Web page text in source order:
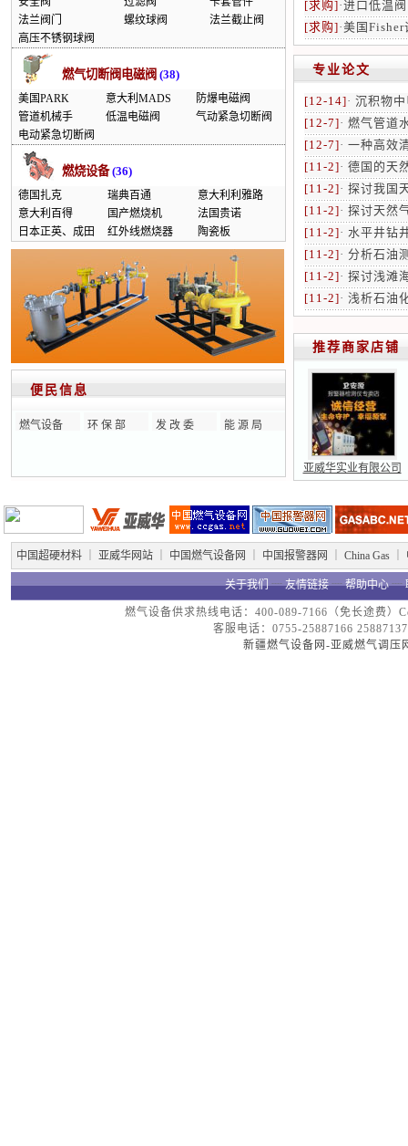
法兰阀门
螺纹球阀
法兰截止阀
高压不锈钢球阀
燃气切断阀电磁阀 (38)
美国PARK 意大利MADS
防爆电磁阀
管道机械手
低温电磁阀
气动紧急切断阀
电动紧急切断阀
燃烧设备(36)
德国扎克 瑞典百通
意大利利雅路
意大利百得
国产燃烧机
法国贵诺
日本正英、成田
红外线燃烧器 陶瓷板
便民信息
燃气设备 环 保 部 发 改 委 能 源 局
[求购]·进口低温
[求购]·美国Fisher
专业论文
[12-14]· 沉积物
[12-7]· 燃气管道
[12-7]· 一种高效
[11-2]· 德国的天
[11-2]· 探讨我国
[11-2]· 探讨天然
[11-2]· 水平井钻
[11-2]· 分析石油
[11-2]· 探讨浅滩
[11-2]· 浅析石油
推荐商家店铺
亚威华实业有限公司
中国超硬材料 亚威华网站 中国燃气设备网 中国报警器网 China Gas
关于我们┈友情链接┈帮助中心┈
燃气设备供求热线电话：400-089-7166（免长途费
客服电话：0755-25887166
新疆燃气设备网-亚威燃气调压